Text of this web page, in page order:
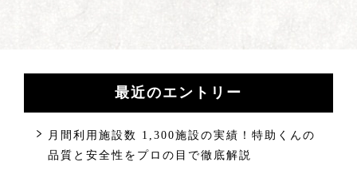
最近のエントリー
月間利用施設数 1,300施設の実績！特助くんの
品質と安全性をプロの目で徹底解説